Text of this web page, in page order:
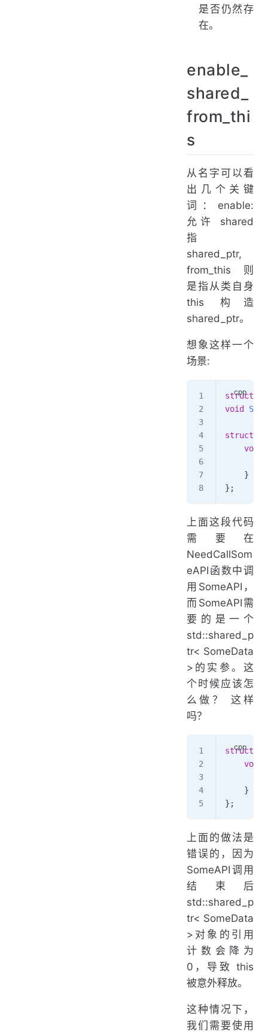
是否仍然存
在。
enable_
shared_
from_thi
s
从名字可以看
出几个关键
词：enable:
允许 shared
指
shared_ptr,
from_this 则
是指从类自身
this 构造
shared_ptr。
想象这样一个
场景:
struct
void
struct
    void
    }
};
上面这段代码
需要在
NeedCallSom
eAPI函数中调
用SomeAPI，
而SomeAPI需
要的是一个
std::shared_p
tr< SomeData
>的实参。这
个时候应该怎
么做？ 这样
吗？
struct
    void
    }
};
上面的做法是
错误的，因为
SomeAPI调用
结束后
std::shared_p
tr< SomeData
>对象的引用
计数会降为
0，导致 this
被意外释放。
这种情况下，
我们需要使用